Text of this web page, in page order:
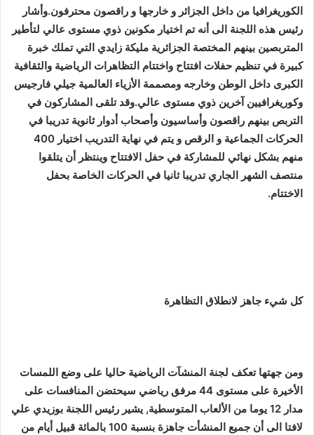
الكوريغرافيا من داخل الجزائر و خارجها و راقصون محترفون.وأشار
رئيس هذه اللجنة الى أنه تم اختيار مكونين ذوي مستوى عالي لتأطير
المتربصين بينهم المختصة الجزائرية مليكة زايدي التي تملك خبرة
كبيرة في تنظيم حفلات افتتاح واختتام التظاهرات الرياضية والثقافية
الكبرى داخل الوطن وخارجه ومصممة الأزياء العالمية جيلي فارجيس
وكوريغرافيين آخرين ذوي مستوى عالي.وقد تلقى المشاركون في
التربص بينهم راقصون وأساسيون وأصحاب أدوار ثانوية تدريبا في
الحركات الجماعية و الرقص و يتم في نهاية التدريب اختيار 400
منهم بشكل نهائي للمشاركة في حفل الافتتاح وينتظر أن يتلقوا
منتصف الشهر الجاري تدريبا ثانيا في الحركات الخاصة بحفل
الاختتام.
كل شيء جاهز لانطلاق التظاهرة
ومن جهتها تعكف لجنة المنشآت الرياضية حاليا على وضع اللمسات
الأخيرة على مستوى 44 مرفق رياضي سيحتضن المنافسات على
مدار 12 يوما من الألعاب المتوسطية, يشير رئيس اللجنة بوزيدي علي
لافتا الى أن جميع المنشأت جاهزة بنسبة 100 بالمائة قبيل أيام من